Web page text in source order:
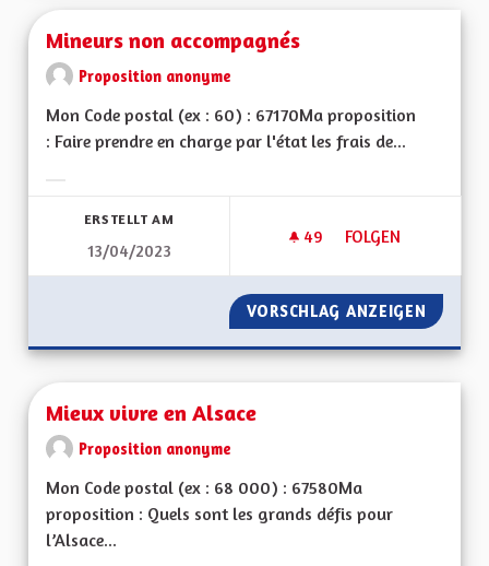
Mineurs non accompagnés
Proposition anonyme
Mon Code postal (ex : 60) : 67170Ma proposition
: Faire prendre en charge par l'état les frais de...
ERSTELLT AM
13/04/2023
49 49 FOLLOWER
FOLGEN
MINEURS NON
VORSCHLAG ANZEIGEN
Mieux vivre en Alsace
Proposition anonyme
Mon Code postal (ex : 68 000) : 67580Ma
proposition : Quels sont les grands défis pour
l’Alsace...